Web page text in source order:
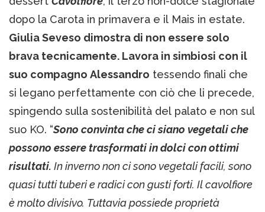
dopo la Carota in primavera e il Mais in estate.
Giulia Seveso dimostra di non essere solo
brava tecnicamente. Lavora in simbiosi con il
suo compagno Alessandro tessendo finali che
si legano perfettamente con ciò che li precede,
spingendo sulla sostenibilità del palato e non sul
suo KO. “Sono convinta che ci siano vegetali che
possono essere trasformati in dolci con ottimi
risultati. In inverno non ci sono vegetali facili, sono
quasi tutti tuberi e radici con gusti forti. Il cavolfiore
è molto divisivo. Tuttavia possiede proprietà